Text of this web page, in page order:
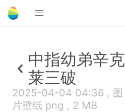
中指幼弟辛克
莱三破
2025-04-04 04:36 , 图
片壁纸 png , 2 MB